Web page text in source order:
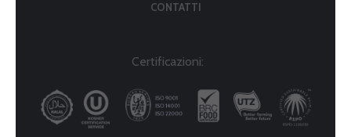
CONTATTI
Certificazioni: